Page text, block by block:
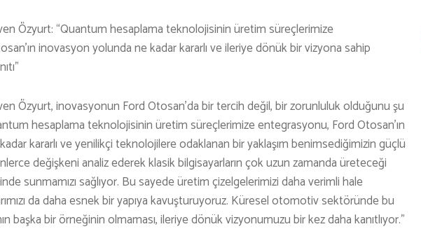
Özyurt: “Quantum hesaplama teknolojisinin üretim süreçlerimize
inovasyon yolunda ne kadar kararlı ve ileriye dönük bir vizyona sahip
Özyurt, inovasyonun Ford Otosan’da bir tercih değil, bir zorunluluk olduğunu şu
hesaplama teknolojisinin üretim süreçlerimize entegrasyonu, Ford Otosan’ın
kararlı ve yenilikçi teknolojilere odaklanan bir yaklaşım benimsediğimizin güçlü
değişkeni analiz ederek klasik bilgisayarların çok uzun zamanda üreteceği
sunmamızı sağlıyor. Bu sayede üretim çizelgelerimizi daha verimli hale
da daha esnek bir yapıya kavuşturuyoruz. Küresel otomotiv sektöründe bu
başka bir örneğinin olmaması, ileriye dönük vizyonumuzu bir kez daha kanıtlıyor.”